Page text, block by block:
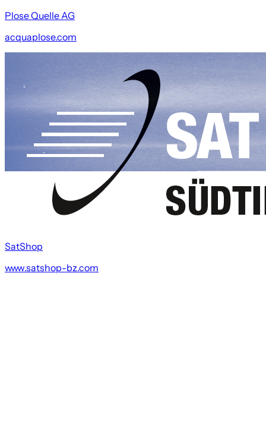
Plose Quelle AG
acquaplose.com
SatShop
www.satshop-bz.com